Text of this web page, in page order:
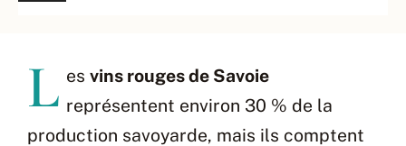
L es vins rouges de Savoie
représentent environ 30 % de la
production savoyarde, mais ils comptent